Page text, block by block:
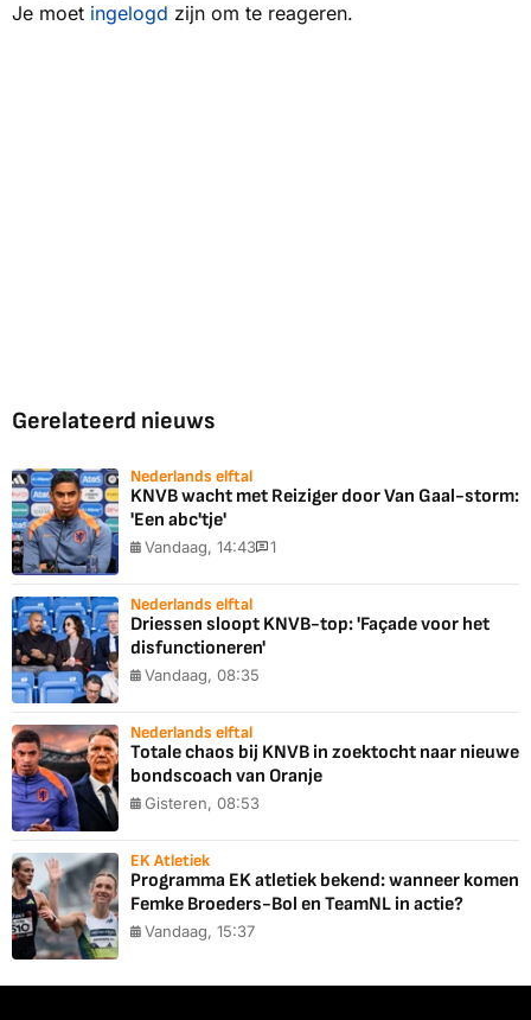
Je moet ingelogd zijn om te reageren.
Gerelateerd nieuws
Nederlands elftal
KNVB wacht met Reiziger door Van Gaal-storm:
'Een abc'tje'
Vandaag, 14:43 1
Nederlands elftal
Driessen sloopt KNVB-top: 'Façade voor het
disfunctioneren'
Vandaag, 08:35
Nederlands elftal
Totale chaos bij KNVB in zoektocht naar nieuwe
bondscoach van Oranje
Gisteren, 08:53
EK Atletiek
Programma EK atletiek bekend: wanneer komen
Femke Broeders-Bol en TeamNL in actie?
Vandaag, 15:37